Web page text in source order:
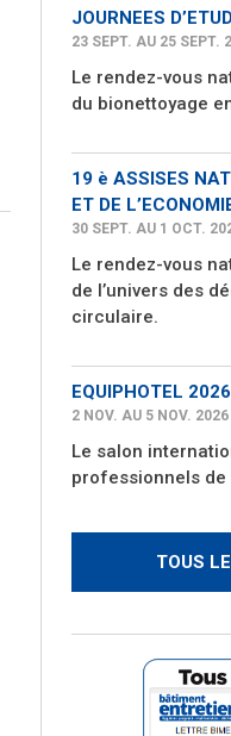
JOURNEES
23 SEPT. AU 25 SEPT.
Le rendez-vous
du bionettoyage
19 è ASSISES
ET DE
30 SEPT. AU 1 OCT.
Le rendez-vous
de l’univers des
circulaire.
EQUIPHOTEL 2026
2 NOV. AU 5 NOV. 2026
Le salon
professionnels de
TOUS